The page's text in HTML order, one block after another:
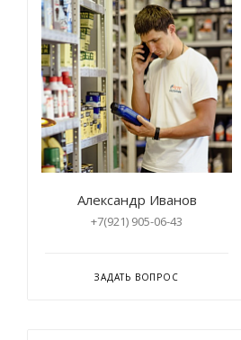
Александр Иванов
+7(921) 905-06-43
ЗАДАТЬ ВОПРОС